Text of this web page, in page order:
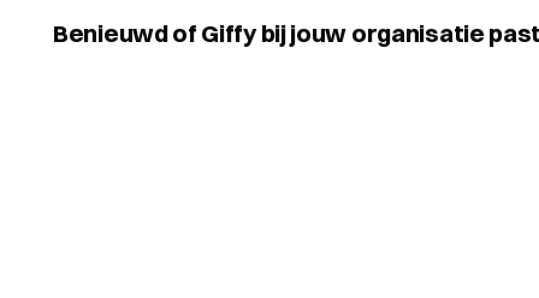
Benieuwd of Giffy bij jouw organisatie